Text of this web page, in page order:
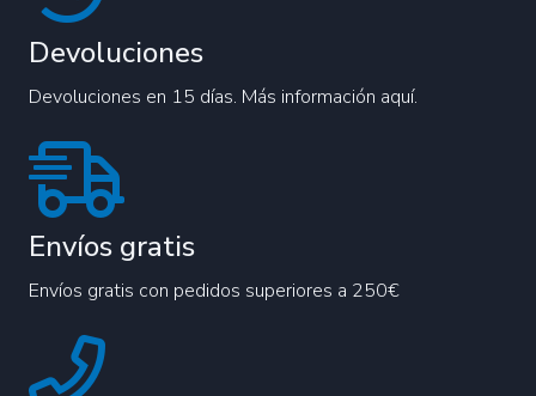
Devoluciones
Devoluciones en 15 días. Más información aquí.
Envíos gratis
Envíos gratis con pedidos superiores a 250€